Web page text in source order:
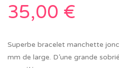
35,00 €
Superbe bracelet manchette
mm de large. D’une grande